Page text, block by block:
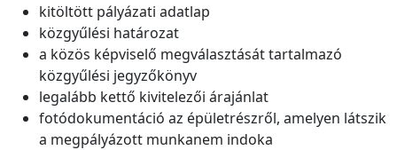
kitöltött pályázati adatlap
közgyűlési határozat
a közös képviselő megválasztását tartalmazó
közgyűlési jegyzőkönyv
legalább kettő kivitelezői árajánlat
fotódokumentáció az épületrészről, amelyen látszik
a megpályázott munkanem indoka